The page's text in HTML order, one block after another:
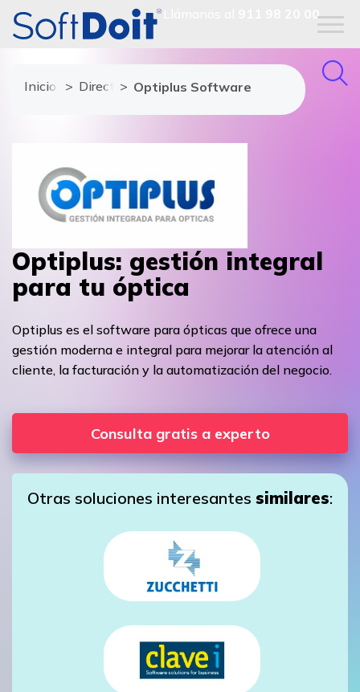
911 98 20 00
Inicio Directorio de proveedores
Optiplus Software
Optiplus: gestión integral
para tu óptica
Optiplus es el software para ópticas que ofrece una
gestión moderna e integral para mejorar la atención al
cliente, la facturación y la automatización del negocio.
Consulta gratis a experto
Otras soluciones interesantes similares: